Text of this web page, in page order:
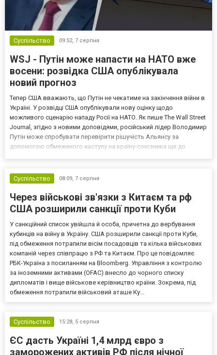
Суспільство 09:52, 7 серпня
WSJ - Путін може напасти на НАТО вже
восени: розвідка США опублікувала
новий прогноз
Тепер США вважають, що Путін не чекатиме на закінчення війни в
Україні. У розвідці США опублікували нову оцінку щодо
можливого сценарію нападу Росії на НАТО. Як пише The Wall Street
Journal, згідно з новими доповідями, російський лідер Володимир
Путін може спробувати перевірити рішучість Альянсу за
допомогою обмеженого наступу на країну-союзника ще до
Суспільство
08:09, 7 серпня
Через військові зв'язки з Китаєм та рф
США розширили санкції проти Куби
У санкційний список увійшла й особа, причетна до вербування
кубинців на війну в Україну. США розширили санкції проти Куби,
під обмеження потрапили вісім посадовців та кілька військових
компаній через співпрацю з РФ та Китаєм. Про це повідомляє
РБК-Україна з посиланням на Bloomberg. Управління з контролю
за іноземними активами (OFAC) внесло до чорного списку
дипломатів і вище військове керівництво країни. Зокрема, під
обмеження потрапили військовий аташе Ку...
Суспільство 15:28, 5 серпня
ЄС дасть Україні 1,4 млрд євро з
заморожених активів РФ після нічної